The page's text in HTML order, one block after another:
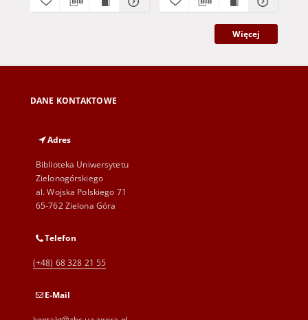
Więcej
DANE KONTAKTOWE
Adres
Biblioteka Uniwersytetu
Zielonogórskiego
al. Wojska Polskiego 71
65-762 Zielona Góra
Telefon
(+48) 68 328 21 55
E-Mail